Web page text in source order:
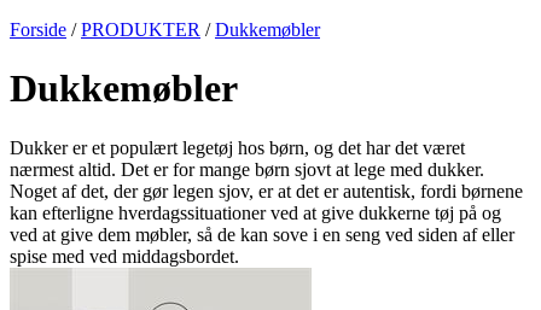
Forside /PRODUKTER /Dukkemøbler
Dukkemøbler
Dukker er et populært legetøj hos børn, og det har det været
nærmest altid. Det er for mange børn sjovt at lege med dukker.
Noget af det, der gør legen sjov, er at det er autentisk, fordi børnene
kan efterligne hverdagssituationer ved at give dukkerne tøj på og
ved at give dem møbler, så de kan sove i en seng ved siden af eller
spise med ved middagsbordet.